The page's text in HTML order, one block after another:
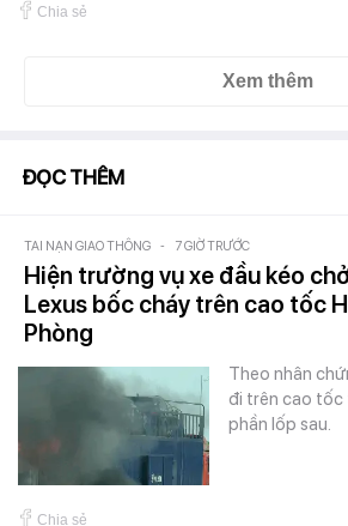
Chia sẻ
Xem thêm
ĐỌC THÊM
TAI NẠN GIAO THÔNG - 7 GIỜ TRƯỚC
Hiện trường vụ xe đầu kéo
Lexus bốc cháy trên cao tốc
Phòng
Theo nhân
đi trên cao tốc
phần lốp sau.
Chia sẻ